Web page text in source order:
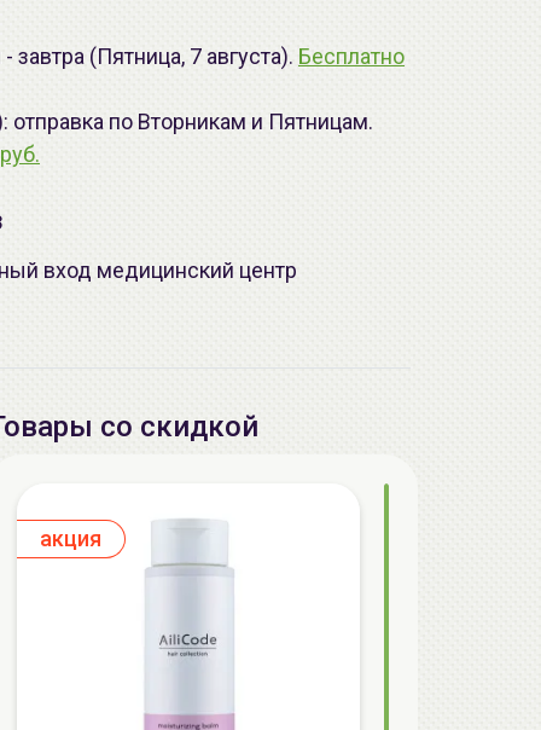
(Пятница, 7 августа). Бесплатно
отправка по Вторникам и Пятницам.
вход медицинский центр
со скидкой
aкция